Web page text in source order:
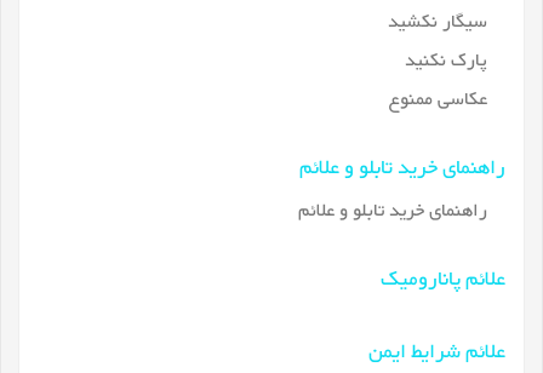
سیگار نکشید
پارک نکنید
عکاسی ممنوع
راهنمای خرید تابلو و علائم
راهنمای خرید تابلو و علائم
علائم پانارومیک
علائم شرایط ایمن